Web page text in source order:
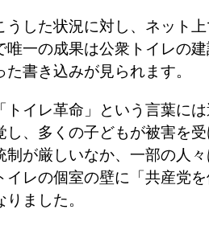
した状況に対し、ネット
唯一の成果は公衆トイレの
た書き込みが見られます。
イレ革命」という言葉に
し、多くの子どもが被害を
制が厳しいなか、一部の人
イレの個室の壁に「共産党
りました。